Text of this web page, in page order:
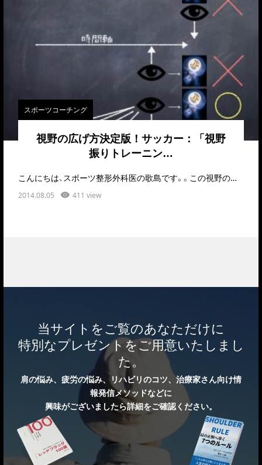
スポーツコーチング
視野の広げ方決定版！サッカー：「視野
振りトレーニン…
こんにちは、スポーツ整形外科医の歌島です。。この視野の広げ方というのは、多くのサッカー選手が…
2014.08.05 411 view
当サイトをご覧のあなただけに
特別なプレゼントをご用意いたしまし
た。
肩の悩み、疲労の悩み、リハビリのコツ、治療家さん向け情
報発信メソッドなどに
興味がございましたら詳細をご確認ください。